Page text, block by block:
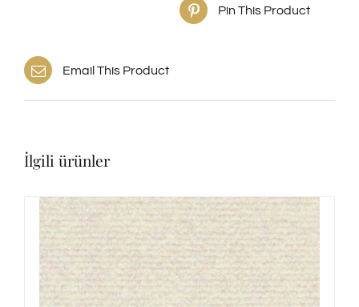
Pin This Product
Email This Product
İlgili ürünler